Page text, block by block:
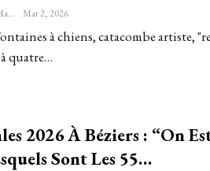
Sébastien-Étienne Marechal Mar 2, 2026
à chiens, catacombe artiste,
quatre…
2026 À Béziers : “On
Sont Les 55…